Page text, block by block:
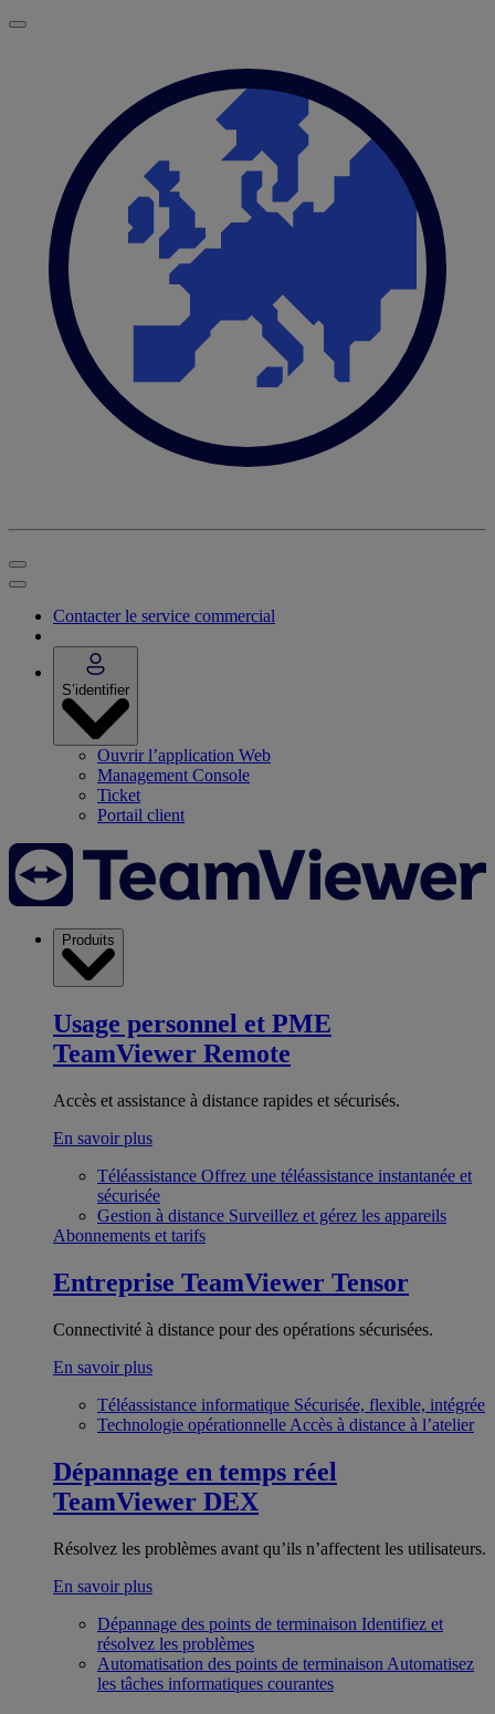
Contacter le service commercial
S’identifier
Ouvrir l’application Web
Management Console
Ticket
Portail client
Produits
Usage personnel et PME
TeamViewer Remote
Accès et assistance à distance rapides et sécurisés.
En savoir plus
Téléassistance Offrez une téléassistance instantanée et
sécurisée
Gestion à distance Surveillez et gérez les appareils
Abonnements et tarifs
Entreprise TeamViewer Tensor
Connectivité à distance pour des opérations sécurisées.
En savoir plus
Téléassistance informatique Sécurisée, flexible, intégrée
Technologie opérationnelle Accès à distance à l’atelier
Dépannage en temps réel
TeamViewer DEX
Résolvez les problèmes avant qu’ils n’affectent les utilisateurs.
En savoir plus
Dépannage des points de terminaison Identifiez et
résolvez les problèmes
Automatisation des points de terminaison Automatisez
les tâches informatiques courantes